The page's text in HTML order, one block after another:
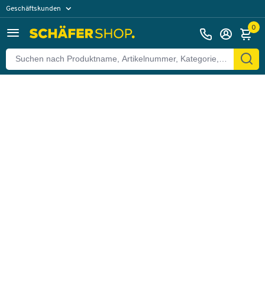
Geschäftskunden
0
Zurück